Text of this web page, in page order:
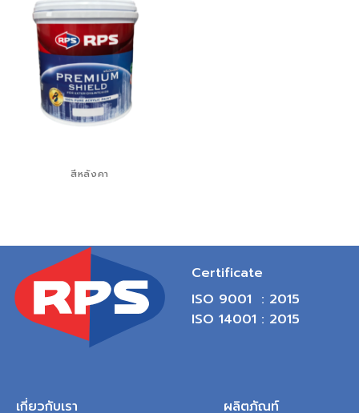
สีหลังคา
Certificate
ISO 9001 : 2015
ISO 14001 : 2015
เกี่ยวกับเรา ผลิตภัณท์